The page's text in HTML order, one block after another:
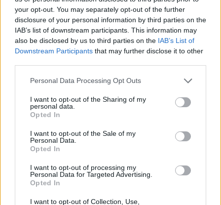
your opt-out. You may separately opt-out of the further
disclosure of your personal information by third parties on the
IAB’s list of downstream participants. This information may
also be disclosed by us to third parties on the IAB’s List of
Downstream Participants that may further disclose it to other
Personal Data Processing Opt Outs
I want to opt-out of the Sharing of my
personal data.
Opted In
I want to opt-out of the Sale of my
Personal Data.
Opted In
I want to opt-out of processing my
Personal Data for Targeted Advertising.
Opted In
I want to opt-out of Collection, Use,